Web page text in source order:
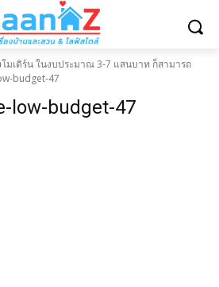
โมเดิร์น ในงบประมาณ 3-7 แสนบาท ก็สามารถ
budget-47
low-budget-47